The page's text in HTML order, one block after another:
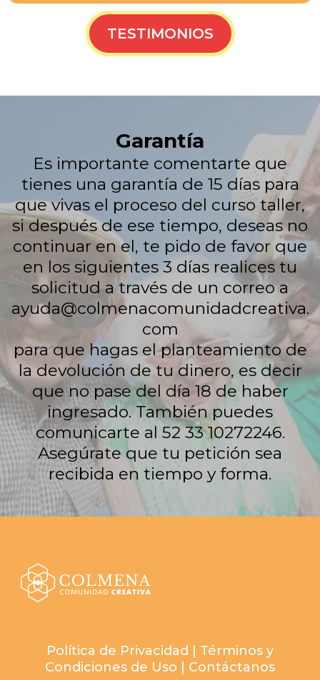
TESTIMONIOS
Garantía
Es importante comentarte que
tienes una garantía de 15 días para
que vivas el proceso del curso taller,
si después de ese tiempo, deseas no
continuar en el, te pido de favor que
en los siguientes 3 días realices tu
solicitud a través de un correo a
ayuda@colmenacomunidadcreativa.
com
para que hagas el planteamiento de
la devolución de tu dinero, es decir
que no pase del día 18 de haber
ingresado. También puedes
comunicarte al 52 33 10272246.
Asegúrate que tu petición sea
recibida en tiempo y forma.
Política de Privacidad
Términos y
Condiciones de Uso
Contáctanos